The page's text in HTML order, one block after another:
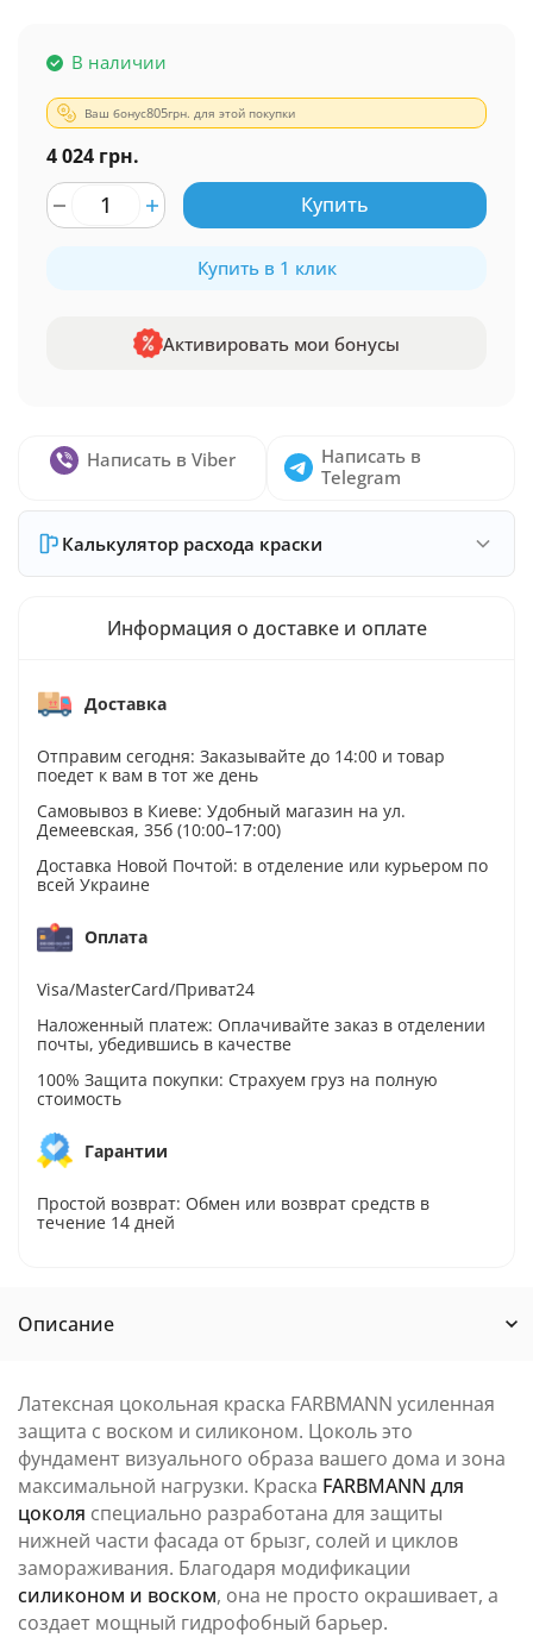
В наличии
Ваш бонус805грн. для этой покупки
4 024 грн.
Купить
Купить в 1 клик
Активировать мои бонусы
Написать в Viber
Написать в
Telegram
Калькулятор расхода краски
Информация о доставке и оплате
Доставка
Отправим сегодня: Заказывайте до 14:00 и товар
поедет к вам в тот же день
Самовывоз в Киеве: Удобный магазин на ул.
Демеевская, 35б (10:00–17:00)
Доставка Новой Почтой: в отделение или курьером по
всей Украине
Оплата
Visa/MasterCard/Приват24
Наложенный платеж: Оплачивайте заказ в отделении
почты, убедившись в качестве
100% Защита покупки: Страхуем груз на полную
стоимость
Гарантии
Простой возврат: Обмен или возврат средств в
течение 14 дней
Описание
Латексная цокольная краска FARBMANN усиленная
защита с воском и силиконом. Цоколь это
фундамент визуального образа вашего дома и зона
максимальной нагрузки. Краска FARBMANN для
цоколя специально разработана для защиты
нижней части фасада от брызг, солей и циклов
замораживания. Благодаря модификации
силиконом и воском, она не просто окрашивает, а
создает мощный гидрофобный барьер.